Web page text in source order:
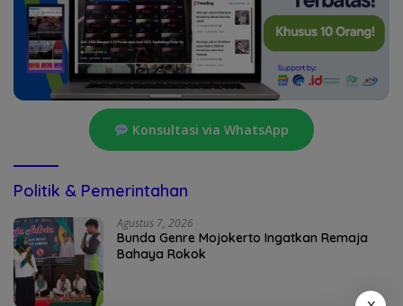
Konsultasi via WhatsApp
Politik & Pemerintahan
Agustus 7, 2026
Bunda Genre Mojokerto Ingatkan Remaja
Bahaya Rokok